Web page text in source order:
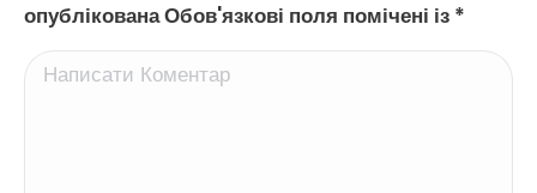
опублікована Обов'язкові поля помічені із *
Написати Коментар